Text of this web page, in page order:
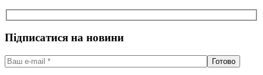
Підписатися на новини